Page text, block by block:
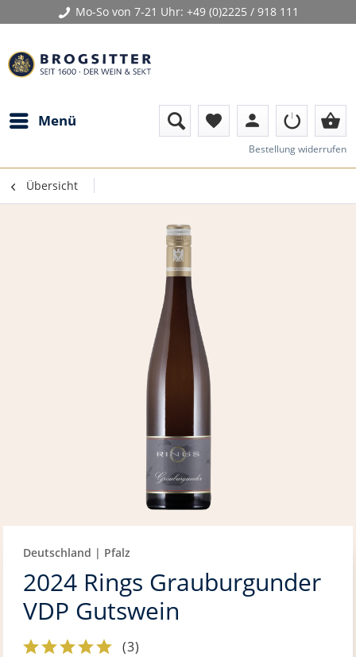
Mo-So von 7-21 Uhr: +49 (0)2225 / 918 111
Menü favorite person shopping_basket
Bestellung widerrufen
Übersicht
Deutschland | Pfalz
2024 Rings Grauburgunder
VDP Gutswein
(3)